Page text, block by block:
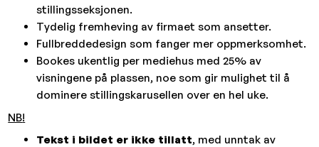
stillingsseksjonen.
Tydelig fremheving av firmaet som ansetter.
Fullbreddedesign som fanger mer oppmerksomhet.
Bookes ukentlig per mediehus med 25% av
visningene på plassen, noe som gir mulighet til å
dominere stillingskarusellen over en hel uke.
NB!
Tekst i bildet er ikke tillatt, med unntak av